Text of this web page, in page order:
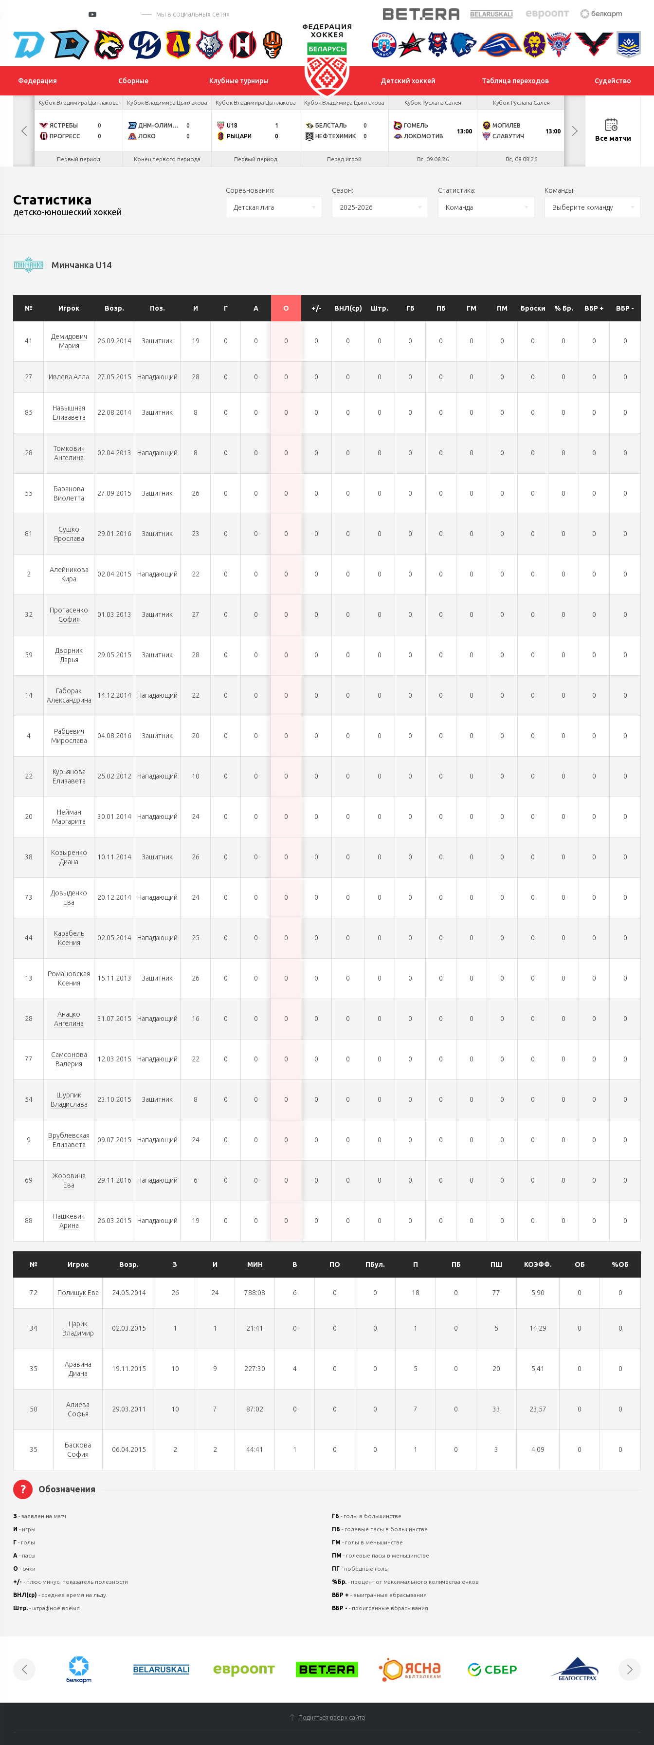
мы в социальных сетях
Федерация Сборные Клубные турниры Детский хоккей Таблица переходов Судейство
Кубок Владимира Цыплакова
ЯСТРЕБЫ
0
ПРОГРЕСС
0
Первый период
Кубок Владимира Цыплакова
ДНМ-ОЛИМПИК
0
ЛОКО
0
Конец первого периода
Кубок Владимира Цыплакова
U18
1
РЫЦАРИ
0
Первый период
Кубок Владимира Цыплакова
БЕЛСТАЛЬ
0
НЕФТЕХИМИК
0
Перед игрой
Кубок Руслана Салея
ГОМЕЛЬ
ЛОКОМОТИВ
13:00
Вс, 09.08.26
Кубок Руслана Салея
МОГИЛЕВ
СЛАВУТИЧ
13:00
Вс, 09.08.26
МЕТАЛЛУРГ
Все матчи
Статистика
детско-юношеский хоккей
Соревнования:
Детская лига
Сезон:
2025-2026
Статистика:
Команда
Команды:
Выберите команду
Минчанка U14
№ Игрок Возр. Поз. И Г А О +/- ВНЛ(ср) Штр. ГБ ПБ ГМ ПМ Броски % Бр. ВБР + ВБР -
41
Демидович
Мария
26.09.2014 Защитник 19 0 0 0 0 0 0 0 0 0 0 0 0 0 0
27 Ивлева Алла 27.05.2015 Нападающий 28 0 0 0 0 0 0 0 0 0 0 0 0 0 0
85
Навышная
Елизавета
22.08.2014 Защитник 8 0 0 0 0 0 0 0 0 0 0 0 0 0 0
28
Томкович
Ангелина
02.04.2013 Нападающий 8 0 0 0 0 0 0 0 0 0 0 0 0 0 0
55
Баранова
Виолетта
27.09.2015 Защитник 26 0 0 0 0 0 0 0 0 0 0 0 0 0 0
81
Сушко
Ярослава
29.01.2016 Защитник 23 0 0 0 0 0 0 0 0 0 0 0 0 0 0
2
Алейникова
Кира
02.04.2015 Нападающий 22 0 0 0 0 0 0 0 0 0 0 0 0 0 0
32
Протасенко
София
01.03.2013 Защитник 27 0 0 0 0 0 0 0 0 0 0 0 0 0 0
59
Дворник
Дарья
29.05.2015 Защитник 28 0 0 0 0 0 0 0 0 0 0 0 0 0 0
14
Габорак
Александрина
14.12.2014 Нападающий 22 0 0 0 0 0 0 0 0 0 0 0 0 0 0
4
Рабцевич
Мирослава
04.08.2016 Защитник 20 0 0 0 0 0 0 0 0 0 0 0 0 0 0
22
Курьянова
Елизавета
25.02.2012 Нападающий 10 0 0 0 0 0 0 0 0 0 0 0 0 0 0
20
Нейман
Маргарита
30.01.2014 Нападающий 24 0 0 0 0 0 0 0 0 0 0 0 0 0 0
38
Козыренко
Диана
10.11.2014 Защитник 26 0 0 0 0 0 0 0 0 0 0 0 0 0 0
73
Довыденко
Ева
20.12.2014 Нападающий 24 0 0 0 0 0 0 0 0 0 0 0 0 0 0
44
Карабель
Ксения
02.05.2014 Нападающий 25 0 0 0 0 0 0 0 0 0 0 0 0 0 0
13
Романовская
Ксения
15.11.2013 Защитник 26 0 0 0 0 0 0 0 0 0 0 0 0 0 0
28
Анацко
Ангелина
31.07.2015 Нападающий 16 0 0 0 0 0 0 0 0 0 0 0 0 0 0
77
Самсонова
Валерия
12.03.2015 Нападающий 22 0 0 0 0 0 0 0 0 0 0 0 0 0 0
54
Шурпик
Владислава
23.10.2015 Защитник 8 0 0 0 0 0 0 0 0 0 0 0 0 0 0
9
Врублевская
Елизавета
09.07.2015 Нападающий 24 0 0 0 0 0 0 0 0 0 0 0 0 0 0
69
Жоровина
Ева
29.11.2016 Нападающий 6 0 0 0 0 0 0 0 0 0 0 0 0 0 0
88
Пашкевич
Арина
26.03.2015 Нападающий 19 0 0 0 0 0 0 0 0 0 0 0 0 0 0
№ Игрок Возр. З И МИН В ПО ПБул. П ПБ ПШ КОЭФФ. ОБ %ОБ
72 Полищук Ева 24.05.2014 26 24 788:08 6 0 0 18 0 77 5,90 0 0
34
Царик
Владимир
02.03.2015 1 1 21:41 0 0 0 1 0 5 14,29 0 0
35
Аравина
Диана
19.11.2015 10 9 227:30 4 0 0 5 0 20 5,41 0 0
50
Алиева
Софья
29.03.2011 10 7 87:02 0 0 0 7 0 33 23,57 0 0
35
Баскова
София
06.04.2015 2 2 44:41 1 0 0 1 0 3 4,09 0 0
? Обозначения
З - заявлен на матч
И - игры
Г - голы
А - пасы
О - очки
+/- - плюс-минус, показатель полезности
ВНЛ(ср) - среднее время на льду.
Штр. - штрафное время
ГБ - голы в большинстве
ПБ - голевые пасы в большинстве
ГМ - голы в меньшинстве
ПМ - голевые пасы в меньшинстве
ПГ - победные голы
%Бр. - процент от максимального количества очков
ВБР + - выигранные вбрасывания
ВБР - - проигранные вбрасывания
Подняться вверх сайта